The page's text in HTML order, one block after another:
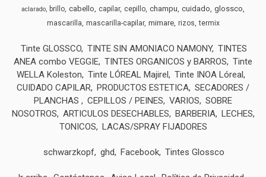
aclarado brillo cabello capilar cepillo champu cuidado glossco
mascarilla mascarilla-capilar mimare rizos termix
Tinte GLOSSCO TINTE SIN AMONIACO NAMONY TINTES
ANEA combo VEGGIE TINTES ORGANICOS y BARROS
Tinte
WELLA Koleston
Tinte LÓREAL Majirel
Tinte INOA Lóreal
CUIDADO CAPILAR PRODUCTOS ESTETICA SECADORES /
PLANCHAS
CEPILLOS / PEINES VARIOS
SOBRE
NOSOTROS
ARTICULOS DESECHABLES BARBERIA LECHES,
TONICOS
LACAS/SPRAY FIJADORES
schwarzkopf ghd Facebook Tintes Glossco